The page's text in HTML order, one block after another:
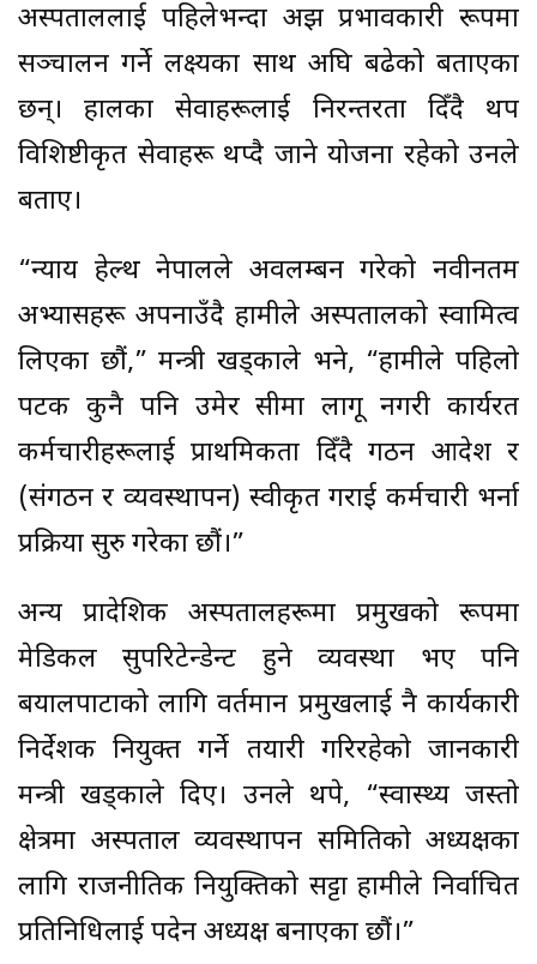
अस्पताललाई पहिलेभन्दा अझ प्रभावकारी रूपमा
सञ्चालन गर्ने लक्ष्यका साथ अघि बढेको बताएका
छन्। हालका सेवाहरूलाई निरन्तरता दिँदै थप
विशिष्टीकृत सेवाहरू थप्दै जाने योजना रहेको उनले
बताए।
“न्याय हेल्थ नेपालले अवलम्बन गरेको नवीनतम
अभ्यासहरू अपनाउँदै हामीले अस्पतालको स्वामित्व
लिएका छौं,” मन्त्री खड्काले भने, “हामीले पहिलो
पटक कुनै पनि उमेर सीमा लागू नगरी कार्यरत
कर्मचारीहरूलाई प्राथमिकता दिँदै गठन आदेश र
(संगठन र व्यवस्थापन) स्वीकृत गराई कर्मचारी भर्ना
प्रक्रिया सुरु गरेका छौं।”
अन्य प्रादेशिक अस्पतालहरूमा प्रमुखको रूपमा
मेडिकल सुपरिटेन्डेन्ट हुने व्यवस्था भए पनि
बयालपाटाको लागि वर्तमान प्रमुखलाई नै कार्यकारी
निर्देशक नियुक्त गर्ने तयारी गरिरहेको जानकारी
मन्त्री खड्काले दिए। उनले थपे, “स्वास्थ्य जस्तो
क्षेत्रमा अस्पताल व्यवस्थापन समितिको अध्यक्षका
लागि राजनीतिक नियुक्तिको सट्टा हामीले निर्वाचित
प्रतिनिधिलाई पदेन अध्यक्ष बनाएका छौं।”